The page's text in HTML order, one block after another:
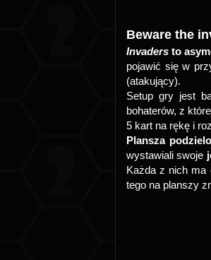
Beware the
Invadersto
pojawić się w
(atakujący).
Setup gry jest
bohaterów, z
5 kart na rękę i
Plansza
wystawiali swoje
Każda z nich ma
tego na planszy